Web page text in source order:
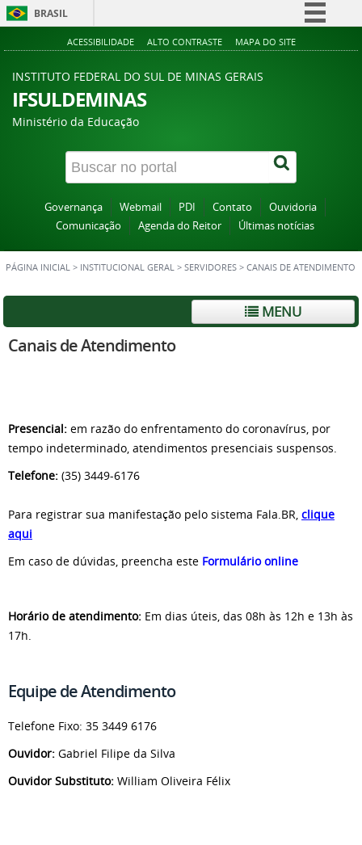
BRASIL
Simplifique!
ACESSIBILIDADE ALTO CONTRASTE MAPA DO SITE
INSTITUTO FEDERAL DO SUL DE MINAS GERAIS
IFSULDEMINAS
Ministério da Educação
Governança Webmail PDI Contato
Ouvidoria
Comunicação
Agenda do Reitor Últimas notícias
PÁGINA INICIAL > INSTITUCIONAL GERAL > SERVIDORES > CANAIS DE ATENDIMENTO
MENU
Canais de Atendimento
Presencial: em razão do enfrentamento do coronavírus, por
tempo indeterminado, atendimentos presenciais suspensos.
Telefone: (35) 3449-6176
Para registrar sua manifestação pelo sistema Fala.BR, clique
aqui
Em caso de dúvidas, preencha este Formulário online
Horário de atendimento: Em dias úteis, das 08h às 12h e 13h às
17h.
Equipe de Atendimento
Telefone Fixo: 35 3449 6176
Ouvidor: Gabriel Filipe da Silva
Ouvidor Substituto: William Oliveira Félix